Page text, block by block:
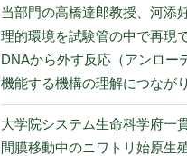
当部門の高橋達郎教授、河添
理的環境を試験管の中で再現
DNAから外す反応（アンロー
機能する機構の理解につなが
大学院システム生命科学府一
間膜移動中のニワトリ始原生